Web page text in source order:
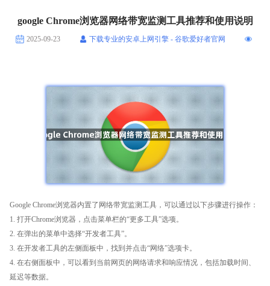
google Chrome浏览器网络带宽监测工具推荐和使用说明
2025-09-23 下载专业的安卓上网引擎 - 谷歌爱好者官网
Google Chrome浏览器内置了网络带宽监测工具，可以通过以下步骤进行操作：
1. 打开Chrome浏览器，点击菜单栏的“更多工具”选项。
2. 在弹出的菜单中选择“开发者工具”。
3. 在开发者工具的左侧面板中，找到并点击“网络”选项卡。
4. 在右侧面板中，可以看到当前网页的网络请求和响应情况，包括加载时间、
延迟等数据。